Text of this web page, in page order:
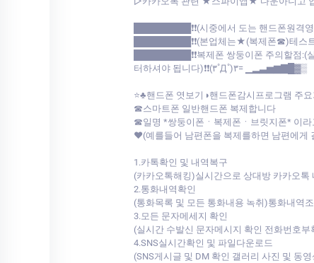
█████████❗❗(시중에서 도는 핸드폰원격
█████████❗❗(본업체는★(복제폰☎)테스
█████████❗❗복제폰 쌍둥이폰 주의할점
터하셔야 됩니다)❗❗(۳˚Д˚)۳= ▁▂▃▅▆▇█▓▒
⭐♣핸드폰 엿보기◑핸드폰감시프로그램 주요
☎스마트폰 일반핸드폰 복제합니다
☎일명 *쌍둥이폰ㆍ복제폰ㆍ브릿지폰* 이라
♥(예를들어 남편폰을 복제를하면 남편에게
1.카톡확인 및 내역복구
(카카오톡해킹)실시간으로 상대방 카카오
2.통화내역확인
(통화목록 및 모든 통화내용 녹취)통화내역
3.모든 문자메세지 확인
(실시간 수발신 문자메시지 확인 전화번호부
4.SNS실시간확인 및 파일다운로드
(SNS게시글 및 DM 확인 갤러리 사진 및 동